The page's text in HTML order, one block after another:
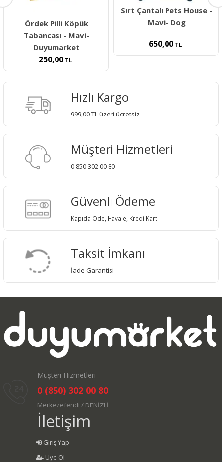
Ördek Pilli Köpük
Tabancası - Mavi-
Duyumarket
250,00 TL
Sırt Çantalı Pets House -
Mavi- Dog
650,00 TL
Hızlı Kargo
999,00 TL üzeri ücretsiz
Müşteri Hizmetleri
0 850 302 00 80
Güvenli Ödeme
Kapıda Öde, Havale, Kredi Kartı
Taksit İmkanı
İade Garantisi
Müşteri Hizmetleri
0 (850) 302 00 80
Merkezefendi / DENİZLİ
İletişim
Giriş Yap
Üye Ol